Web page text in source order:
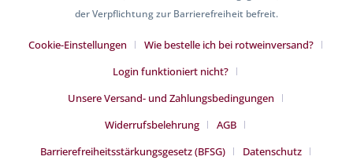
der Verpflichtung zur Barrierefreiheit befreit.
Cookie-Einstellungen
Wie bestelle ich bei rotweinversand?
Login funktioniert nicht?
Unsere Versand- und Zahlungsbedingungen
Widerrufsbelehrung
AGB
Barrierefreiheitsstärkungsgesetz (BFSG)
Datenschutz